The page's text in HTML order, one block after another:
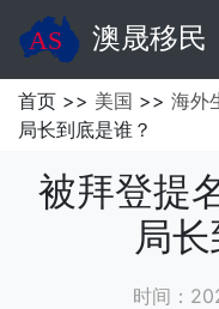
澳晟移民
首页 >> 美国 >> 海外
局长到底是谁？
被拜登提
局
时间：